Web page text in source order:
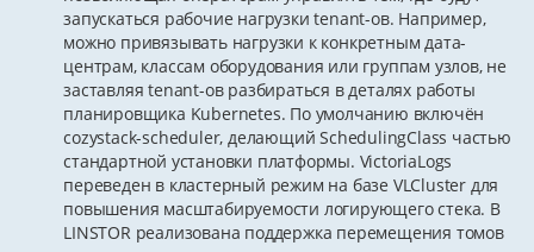
запускаться рабочие нагрузки tenant-ов. Например,
можно привязывать нагрузки к конкретным дата-
центрам, классам оборудования или группам узлов, не
заставляя tenant-ов разбираться в деталях работы
планировщика Kubernetes. По умолчанию включён
cozystack-scheduler, делающий SchedulingClass частью
стандартной установки платформы. VictoriaLogs
переведен в кластерный режим на базе VLCluster для
повышения масштабируемости логирующего стека. В
LINSTOR реализована поддержка перемещения томов